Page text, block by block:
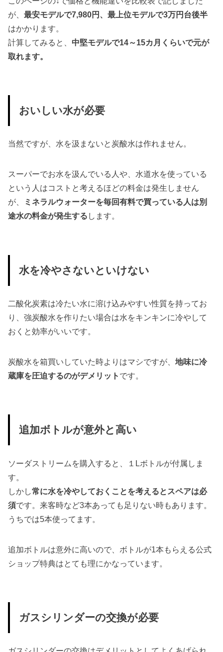
が、最安モデルで7,980円、最上位モデルで3万円台後半
はかかります。
計算してみると、 中堅モデルで14～15カ月くらいで元が
取れます。
おいしい水が必要
当然ですが、水を汲まないと炭酸水は作れません。
スーパーでお水を汲んでいる人や、水道水を使っている
という人はコストと考えるほどの料金は発生しません
が、
ミネラルウォーターを毎回有料で買っている人は別
途水の料金が発生する します。
水を冷やさないといけない
二酸化炭素は冷たい水に溶け込みやすい性質を持ってお
り、強炭酸水を作りたい場合は水をキンキンに冷やして
おくと効率がいいです。
炭酸水を箱買いしていた時よりはマシですが、地味に冷
蔵庫を圧迫するのがデメリット です。
追加ボトルが意外と高い
ソーダストリームを購入すると、１Lボトルが付属しま
す。
しかし常に水を冷やしておくことを考えるとスペアは必
須です。来客時など3本あっても足りない時もあります。
うちでは5本使ってます。
追加ボトルは意外に高いので、ボトルが1本もらえる公式
ショップ特典はとても理にかなっています。
ガスシリンダーの交換が必要